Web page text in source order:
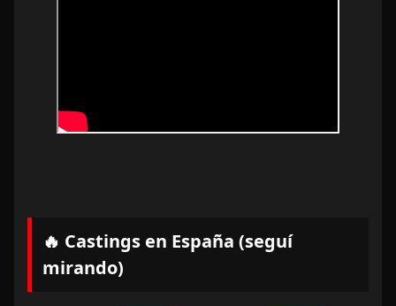
🔥 Castings en España (seguí
mirando)